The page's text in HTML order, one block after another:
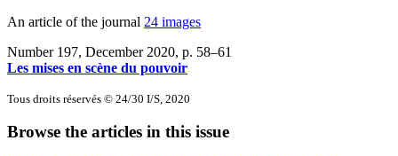
An article of the journal 24 images
Number 197, December 2020, p. 58–61
Les mises en scène du pouvoir
Tous droits réservés © 24/30 I/S, 2020
Browse the articles in this issue